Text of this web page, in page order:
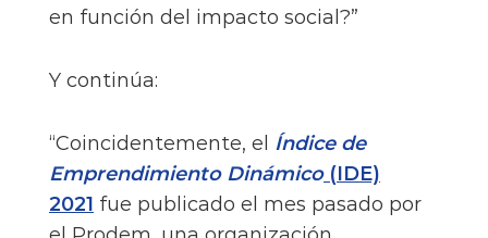
en función del impacto social?”
Y continúa:
“Coincidentemente, el Índice de
Emprendimiento Dinámico(IDE)
2021 fue publicado el mes pasado por